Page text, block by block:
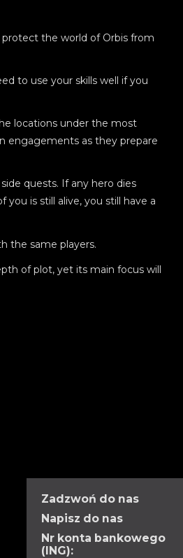
the world of Orbis from
to use your skills well if you
locations under the most
engagements as they prepare
quests. If any hero dies
is still alive, you still have a
the same players.
of plot, yet its main focus will
Zadzwoń do nas
Napisz do nas
Nr konta bankowego
(ING):